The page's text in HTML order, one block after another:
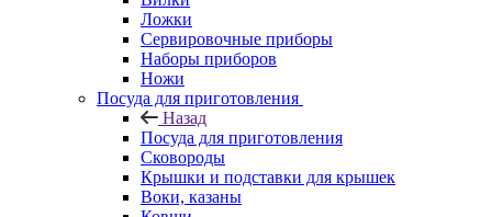
Ложки
Сервировочные приборы
Наборы приборов
Ножи
Посуда для приготовления
Назад
Посуда для приготовления
Сковороды
Крышки и подставки для крышек
Воки, казаны